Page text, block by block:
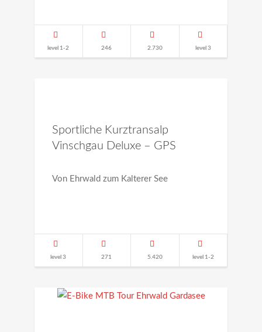
level 1-2 246 2.730 level 3
Sportliche Kurztransalp
Vinschgau Deluxe – GPS
Von Ehrwald zum Kalterer See
level 3 271 5.420 level 1-2